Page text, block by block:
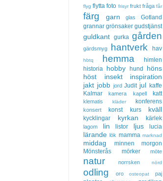
flyg flytta foto frisyr frukt fråga får
färg garn glas
Gotland
grannar grönsaker gudstjänst
guldkant gurka gården
gärdsmyg hantverk hav
hbtq hemma
himlen
historia hobby hund
höns
höst
insekt
inspiration
jakt jobb jord Judit jul kaffe
Kalmar
kamera kapell katt
klematis kläder konferens
konsert konst kurs kväll
kycklingar kyrkan kärlek
lagom lin listor ljus lucia
lärande lök mamma marknad
middag minnen
morgon
Mönsterås
mörker möte
natur norrsken nörd
odling oro osteopat paj